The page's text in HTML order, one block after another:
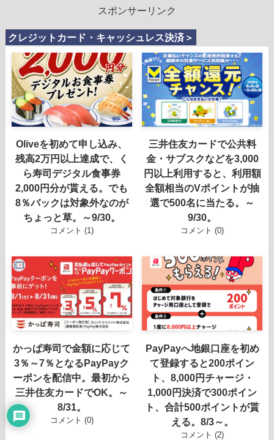
スポンサーリンク
クレジットカード・キャッシュレス決済＞
Oliveを初めて申し込み、
残高2万円以上達成で、く
ら寿司デジタル食事券
2,000円分が貰える。でも
8％バックは対象外なのが
ちょっと草。～9/30。
コメント (1)
三井住友カードで公共料
金・サブスクなどを3,000
円以上利用すると、利用額
全額相当のVポイントが抽
選で500名に当たる。～
9/30。
コメント (0)
かっぱ寿司で金額に応じて
3％～7％となるPayPayク
ーポンを配信中。最初から
三井住友カードでOK。～
8/31。
コメント (0)
PayPayへ地銀口座を初め
て登録すると200ポイン
ト、8,000円チャージ・
1,000円決済で300ポイン
ト、合計500ポイントが貰
える。8/3～。
コメント (2)